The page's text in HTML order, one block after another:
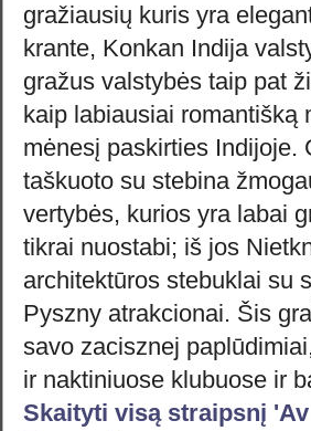
gražiausių kuris yra
krante, Konkan Indija
gražus valstybės taip pat
kaip labiausiai romantišką
mėnesį paskirties Indijoje.
taškuoto su stebina
vertybės, kurios yra labai
tikrai nuostabi; iš jos
architektūros stebuklai su
Pyszny atrakcionai. Šis
savo zacisznej
ir naktiniuose klubuose ir
Skaityti visą straipsnį